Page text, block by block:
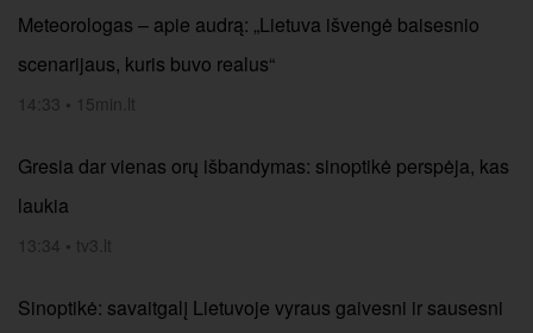
Meteorologas – apie audrą: „Lietuva išvengė baisesnio
scenarijaus, kuris buvo realus“
14:33 • 15min.lt
Gresia dar vienas orų išbandymas: sinoptikė perspėja, kas
laukia
13:34 • tv3.lt
Sinoptikė: savaitgalį Lietuvoje vyraus gaivesni ir sausesni